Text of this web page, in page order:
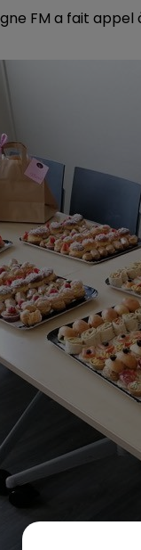
FM a fait appel
DE CAISSE